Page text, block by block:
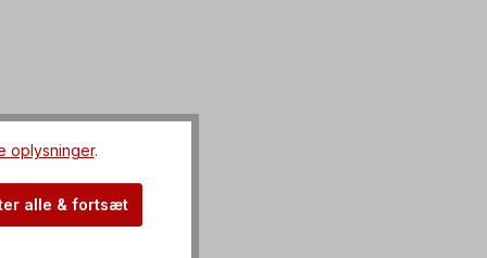
oplysninger.
alle & fortsæt